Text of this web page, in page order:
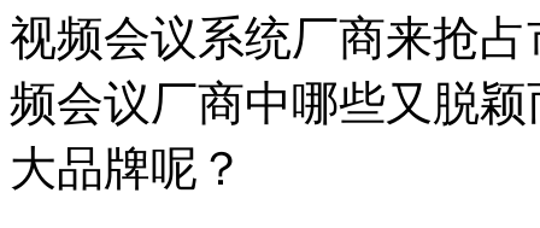
视频会议系统厂商来抢
频会议厂商中哪些又脱
大品牌呢？